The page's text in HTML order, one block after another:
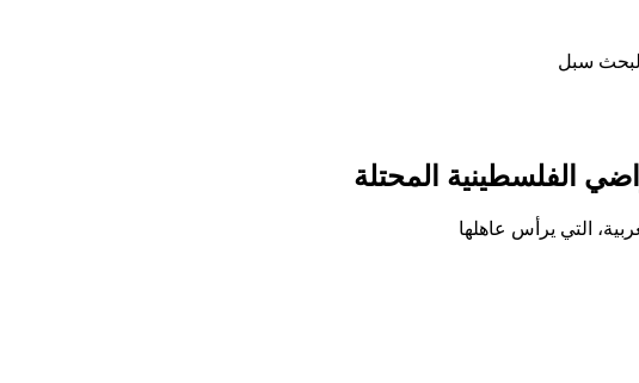
لبحث سبل
الفلسطينية المحتلة
التي يرأس عاهلها